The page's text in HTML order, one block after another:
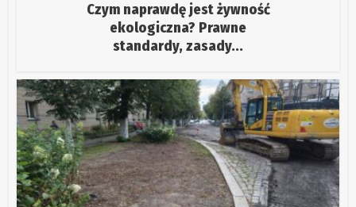
Czym naprawdę jest żywność
ekologiczna? Prawne
standardy, zasady...